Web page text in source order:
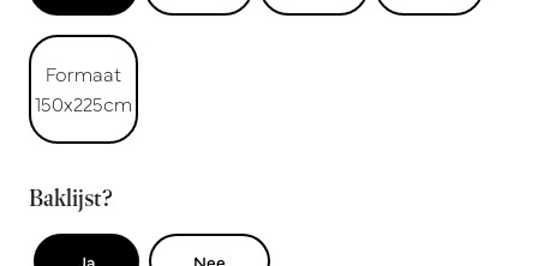
Formaat
150x225cm
Baklijst?
Ja Nee